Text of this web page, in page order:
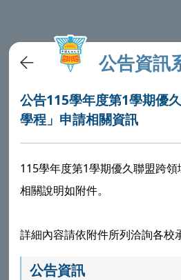
公告資訊
公告115學年度第1學期優
學程」申請相關資訊
115學年度第1學期優久聯盟跨
相關說明如附件。
詳細內容請依附件所列洽詢各校
公告資訊